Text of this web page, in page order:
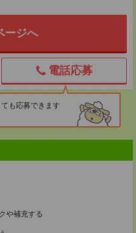
ージへ
電話応募
も応募できます
や補充する